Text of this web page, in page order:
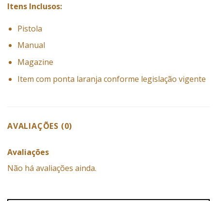
Itens Inclusos:
Pistola
Manual
Magazine
Item com ponta laranja conforme legislação vigente
AVALIAÇÕES (0)
Avaliações
Não há avaliações ainda.